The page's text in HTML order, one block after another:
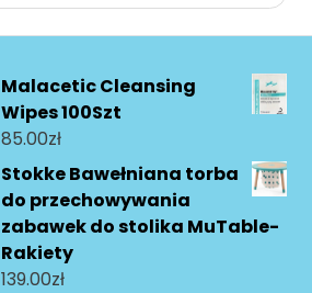
Malacetic Cleansing
Wipes 100Szt
85.00zł
Stokke Bawełniana torba
do przechowywania
zabawek do stolika MuTable-
Rakiety
139.00zł